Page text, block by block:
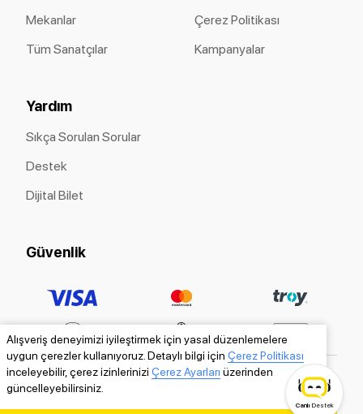
Alışveriş deneyimizi iyileştirmek için yasal düzenlemelere
uygun çerezler kullanıyoruz. Detaylı bilgi için Çerez Politikası
inceleyebilir, çerez izinlerinizi Çerez Ayarları üzerinden
güncelleyebilirsiniz.
Mekanlar
Tüm Sanatçılar
Çerez Politikası
Kampanyalar
Yardım
Sıkça Sorulan Sorular
Destek
Dijital Bilet
Güvenlik
Canlı Destek